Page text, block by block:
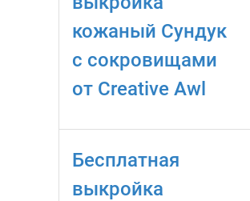
кожаный Сундук
с сокровищами
от Creative Awl
Бесплатная
выкройка